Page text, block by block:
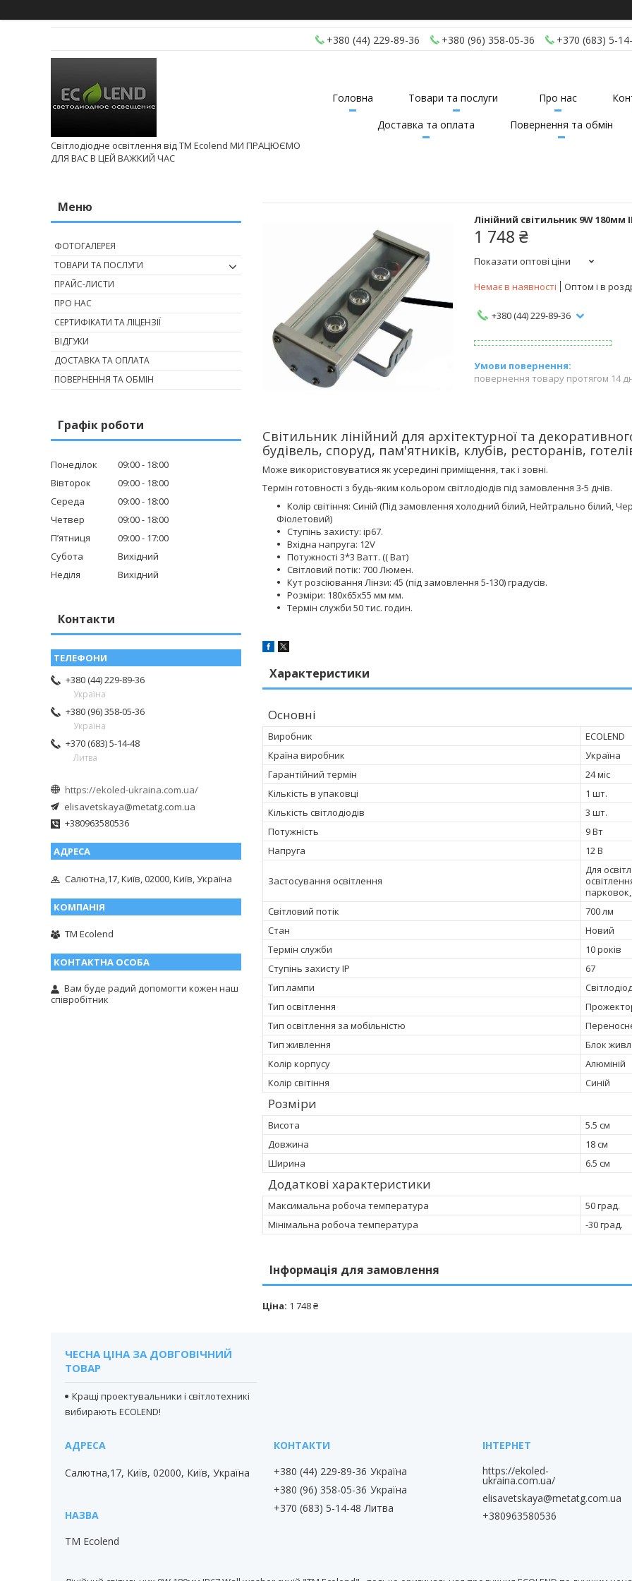
+380 (44) 229-89-36 +380 (96) 358-05-36 +370 (683) 5-
Світлодіодне освітлення від ТМ Ecolend МИ ПРАЦЮЄМО
ДЛЯ ВАС В ЦЕЙ ВАЖКИЙ ЧАС
Головна Товари та послуги Про нас
Доставка та оплата
Повернення та обмін
Лінійний світильник 9W 180мм
1 748 ₴
Показати оптові ціни
Немає в наявності
Оптом і в
+380 (44) 229-89-36
повернення товару протягом 14
Світильник лінійний для архітектурної та
будівель, споруд, пам'ятників, клубів, ресторанів,
Може використовуватися як усередині приміщення, так і зовні.
Термін готовності з будь-яким кольором світлодіодів під замовлення 3-5 днів.
Колір світіння: Синій (Під замовлення холодний білий, Нейтрально білий,
Фіолетовий)
Ступінь захисту: ip67.
Вхідна напруга: 12V
Потужності 3*3 Ватт. (( Ват)
Світловий потік: 700 Люмен.
Кут розсіювання Лінзи: 45 (під замовлення 5-130) градусів.
Розміри: 180х65х55 мм мм.
Термін служби 50 тис. годин.
Характеристики
Основні
Виробник
ECOLEND
Країна виробник
Україна
Гарантійний термін
24 міс
Кількість в упаковці
1 шт.
Кількість світлодіодів
3 шт.
Потужність
9 Вт
Напруга
12 В
Застосування освітлення
Для
парковок,
Світловий потік
700 лм
Стан
Новий
Термін служби
10 років
Ступінь захисту IP
67
Тип лампи
Тип освітлення
Тип освітлення за мобільністю
Тип живлення
Блок
Колір корпусу
Алюміній
Колір світіння
Синій
Розміри
Висота
5.5 см
Довжина
18 см
Ширина
6.5 см
Додаткові характеристики
Максимальна робоча температура
50 град.
Мінімальна робоча температура
-30 град.
Інформація для замовлення
Ціна: 1 748 ₴
ФОТОГАЛЕРЕЯ
ТОВАРИ ТА ПОСЛУГИ
ПРАЙС-ЛИСТИ
ПРО НАС
СЕРТИФІКАТИ ТА ЛІЦЕНЗІЇ
ВІДГУКИ
ДОСТАВКА ТА ОПЛАТА
ПОВЕРНЕННЯ ТА ОБМІН
Графік роботи
Понеділок 09:00
18:00
Вівторок
09:00
18:00
Середа
09:00
18:00
Четвер
09:00
18:00
Пʼятниця
09:00
17:00
Субота
Вихідний
Неділя
Вихідний
Контакти
+380 (44) 229-89-36
Україна
+380 (96) 358-05-36
Україна
+370 (683) 5-14-48
Литва
https://ekoled-ukraina.com.ua/
elisavetskaya@metatg.com.ua
+380963580536
Салютна,17, Київ, 02000, Київ, Україна
TM Ecolend
Вам буде радий допомогти кожен наш
співробітник
ЧЕСНА ЦІНА ЗА ДОВГОВІЧНИЙ
ТОВАР
Кращі проектувальники і світлотехникі
вибирають ECOLEND!
Салютна,17, Київ, 02000, Київ, Україна
TM Ecolend
+380 (44) 229-89-36 Україна
+380 (96) 358-05-36 Україна
+370 (683) 5-14-48 Литва
https://ekoled-
ukraina.com.ua/
elisavetskaya@metatg.com.ua
+380963580536